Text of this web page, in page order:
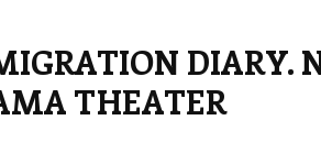
DIARY.
THEATER